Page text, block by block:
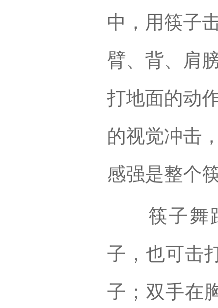
中，用筷子
臂、背、肩
打地面的动
的视觉冲击
感强是整个
筷子舞蹈
子，也可击
子；双手在